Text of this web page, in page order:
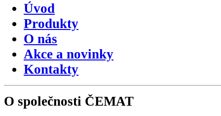
Úvod
Produkty
O nás
Akce a novinky
Kontakty
O společnosti ČEMAT